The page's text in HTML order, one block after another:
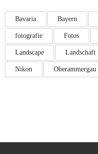
Bavaria Bayern
fotografie Fotos
Landscape Landschaft
Nikon Oberammergau